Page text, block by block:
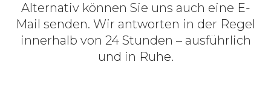
Alternativ können Sie uns auch eine E-
Mail senden. Wir antworten in der Regel
innerhalb von 24 Stunden – ausführlich
und in Ruhe.